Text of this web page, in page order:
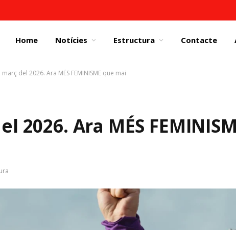
Home Notícies Estructura Contacte
març del 2026. Ara MÉS FEMINISME que mai
2026. Ara MÉS